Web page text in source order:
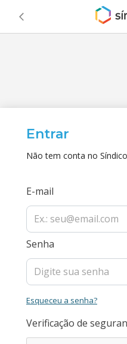
Entrar
Não tem conta no
E-mail
Senha
Esqueceu a senha?
Verificação de